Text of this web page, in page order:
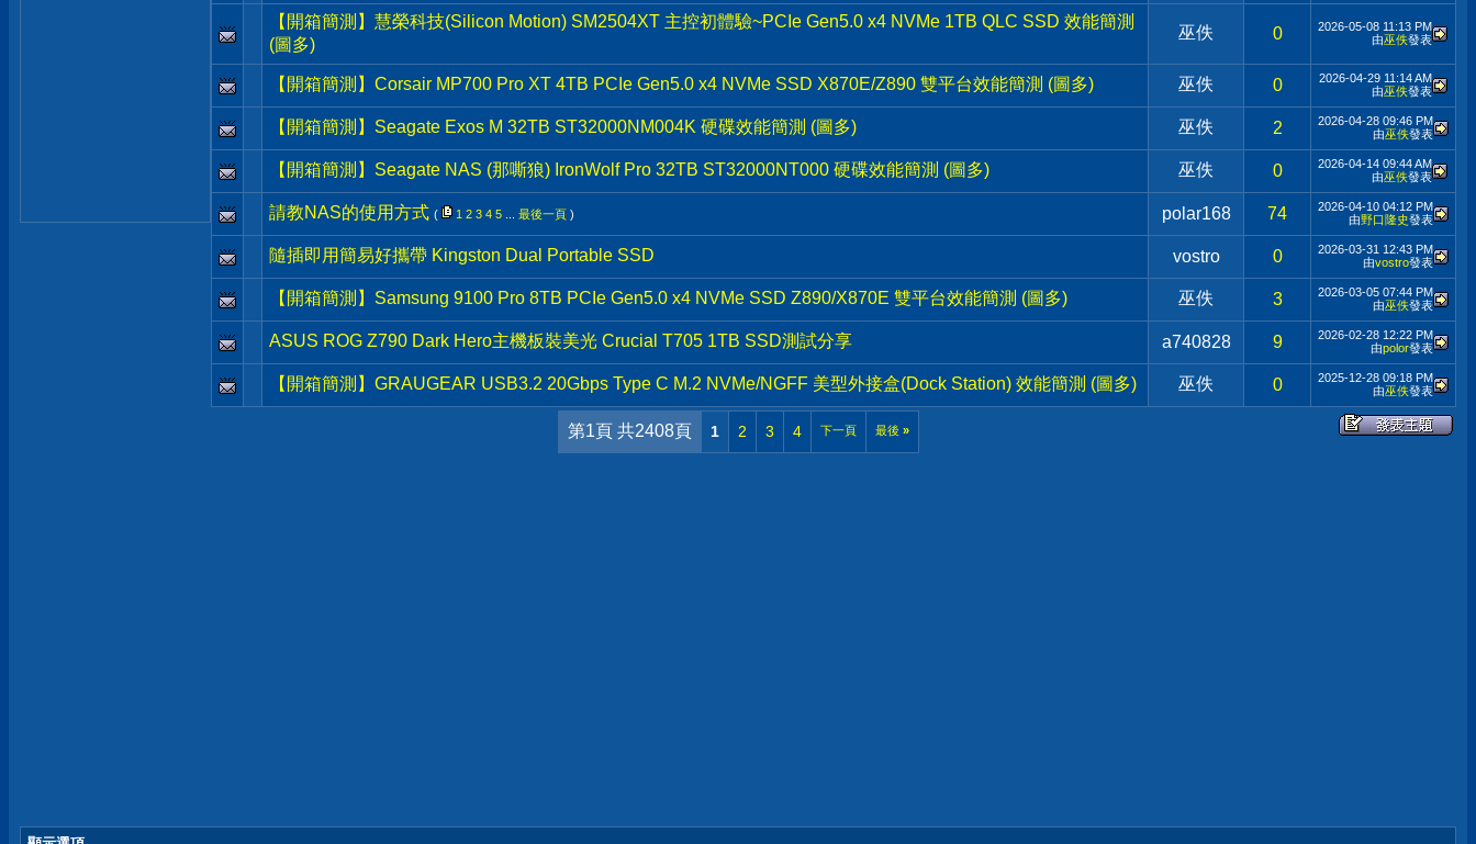
【開箱簡測】慧榮科技(Silicon Motion) SM2504XT 主控初體驗~PCIe Gen5.0 x4 NVMe 1TB QLC SSD 效能簡測
(圖多)
巫佚 0 2026-05-08 11:13 PM
由巫佚發表
【開箱簡測】Corsair MP700 Pro XT 4TB PCIe Gen5.0 x4 NVMe SSD X870E/Z890 雙平台效能簡測 (圖多) 巫佚 0 2026-04-29 11:14 AM
由巫佚發表
【開箱簡測】Seagate Exos M 32TB ST32000NM004K 硬碟效能簡測 (圖多) 巫佚 2 2026-04-28 09:46 PM
由巫佚發表
【開箱簡測】Seagate NAS (那嘶狼) IronWolf Pro 32TB ST32000NT000 硬碟效能簡測 (圖多) 巫佚 0 2026-04-14 09:44 AM
由巫佚發表
請教NAS的使用方式 ( 1 2 3 4 5 最後一頁 ) polar168 74 2026-04-10 04:12 PM
由野口隆史發表
隨插即用簡易好攜帶 Kingston Dual Portable SSD vostro 0 2026-03-31 12:43 PM
由vostro發表
【開箱簡測】Samsung 9100 Pro 8TB PCIe Gen5.0 x4 NVMe SSD Z890/X870E 雙平台效能簡測 (圖多) 巫佚 3 2026-03-05 07:44 PM
由巫佚發表
ASUS ROG Z790 Dark Hero主機板裝美光 Crucial T705 1TB SSD測試分享 a740828 9 2026-02-28 12:22 PM
由polor發表
【開箱簡測】GRAUGEAR USB3.2 20Gbps Type C M.2 NVMe/NGFF 美型外接盒(Dock Station) 效能簡測 (圖多) 巫佚 0 2025-12-28 09:18 PM
由巫佚發表
第1頁 共2408頁 1 2 3 4 下一頁 最後 »